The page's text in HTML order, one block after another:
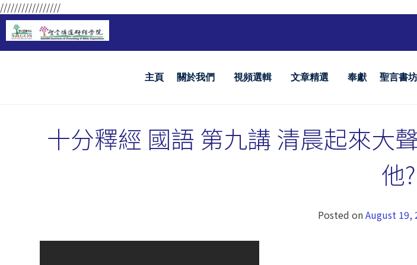
/////////////////
主頁 關於我們 視頻選輯 文章精選 奉獻 聖言書坊
十分釋經 國語 第九講 清晨起來大
他?
Posted onAugust 19,